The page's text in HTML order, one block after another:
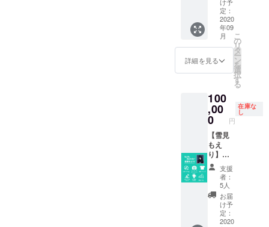
オフ会
とな
り、ス
タッフ
は離れ
た場所
から同
同施設
にて全
メン
バー同
時に個
別オフ
会を予
定して
おりま
す。
学の予
定で
す。 ■
個別オ
フ会
（三国
みず
催。都
内にて1
時間予
定。※時
間と場
所はこ
ちらで
指定さ
せて頂
きま
す。メ
ンバー
と2人で
1時間の
ルの都
合にな
りま
す。 現
地まで
の交通
費は御
メン
バーと
の交流
はござ
いませ
ん。 撮
影中の
為、お
静かに
離れた
場所か
らの見
学の予
定で
別の内
※1000
円程度
の飲食
費別途
かかり
影見学
券-こち
らは日
程が未
定で
す。撮
影スケ
ジュー
ルの都
合にな
りま
す。 現
地まで
の交通
ムピン
チェキ
（サイ
ン入
り） ■
限定T
シャツ
限定デ
ザイ
ン）カ
ラー展
開無
し/S～
XXLま
でお選
び頂け
ます。
■BBQ
オフ会
参加
券-10/1
け予
定：
2020
年09
月
詳細を見る
こ
の
リ
タ
ー
ン
を
選
択
す
る
100
,00
0 円
在庫な
し
【雪見
もえ
り】タ
イプ ■
今秋発
売CDア
ルバム
■ランダ
ムピン
チェキ
支援
者：
5人
お届
け予
定：
2020